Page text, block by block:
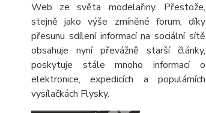
Web ze světa modelařiny. Přestože,
stejně jako výše zmíněné forum, díky
přesunu sdílení informací na sociální sítě
obsahuje nyní převážně starší články,
poskytuje stále mnoho informací o
elektronice, expedicích a populárních
vysílačkách Flysky.